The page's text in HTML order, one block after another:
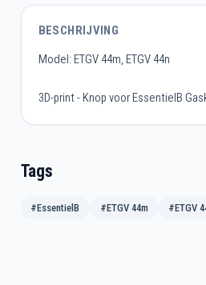
BESCHRIJVING
Model: ETGV 44m, ETGV 44n
3D-print - Knop voor EssentielB
Tags
#EssentielB #ETGV 44m #ETGV